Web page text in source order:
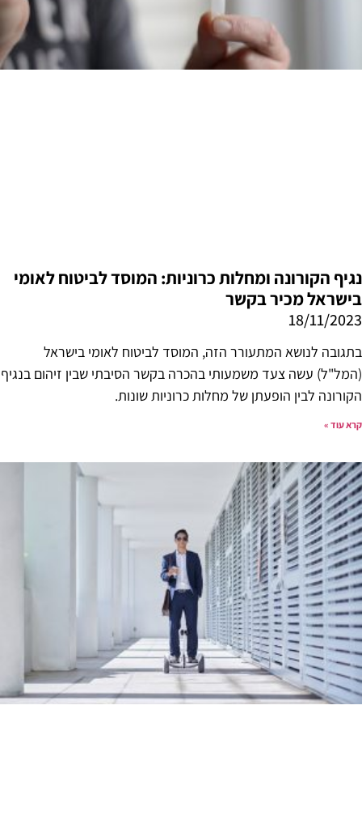
נגיף הקורונה ומחלות כרוניות: המוסד לביטוח לאומי
בישראל מכיר בקשר
18/11/2023
בתגובה לנושא המתעורר הזה, המוסד לביטוח לאומי בישראל
(המל"ל) עשה צעד משמעותי בהכרה בקשר הסיבתי שבין זיהום בנגיף
הקורונה לבין הופעתן של מחלות כרוניות שונות.
קרא עוד »